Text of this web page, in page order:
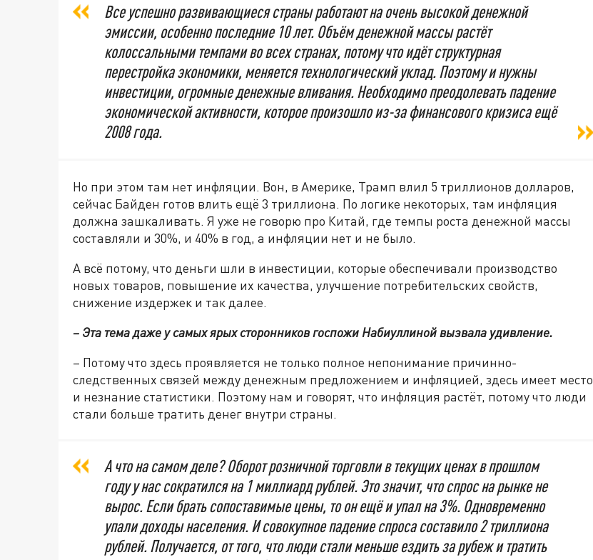
Все успешно развивающиеся страны работают на очень высокой денежной
эмиссии, особенно последние 10 лет. Объём денежной массы растёт
колоссальными темпами во всех странах, потому что идёт структурная
перестройка экономики, меняется технологический уклад. Поэтому и нужны
инвестиции, огромные денежные вливания. Необходимо преодолевать падение
экономической активности, которое произошло из-за финансового кризиса ещё
2008 года.
Но при этом там нет инфляции. Вон, в Америке, Трамп влил 5 триллионов долларов,
сейчас Байден готов влить ещё 3 триллиона. По логике некоторых, там инфляция
должна зашкаливать. Я уже не говорю про Китай, где темпы роста денежной массы
составляли и 30%, и 40% в год, а инфляции нет и не было.
А всё потому, что деньги шли в инвестиции, которые обеспечивали производство
новых товаров, повышение их качества, улучшение потребительских свойств,
снижение издержек и так далее.
– Эта тема даже у самых ярых сторонников госпожи Набиуллиной вызвала удивление.
– Потому что здесь проявляется не только полное непонимание причинно-
следственных связей между денежным предложением и инфляцией, здесь имеет место
и незнание статистики. Поэтому нам и говорят, что инфляция растёт, потому что люди
стали больше тратить денег внутри страны.
А что на самом деле? Оборот розничной торговли в текущих ценах в прошлом
году у нас сократился на 1 миллиард рублей. Это значит, что спрос на рынке не
вырос. Если брать сопоставимые цены, то он ещё и упал на 3%. Одновременно
упали доходы населения. И совокупное падение спроса составило 2 триллиона
рублей. Получается, от того, что люди стали меньше ездить за рубеж и тратить